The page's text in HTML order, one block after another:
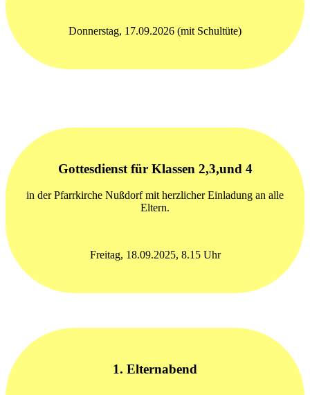
Donnerstag, 17.09.2026 (mit Schultüte)
Gottesdienst für Klassen 2,3,und 4
in der Pfarrkirche Nußdorf mit herzlicher Einladung an alle
Eltern.
Freitag, 18.09.2025, 8.15 Uhr
1. Elternabend